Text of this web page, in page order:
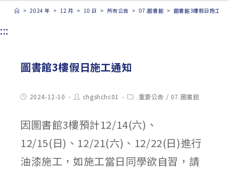
> 2024 年 > 12 月 > 10 日 > 所有公告 > 07.圖書館 > 圖書館3樓假日施工通
:::
圖書館3樓假日施工通知
Post2024-12-10
Post
author:
chgshchc01
Post.重要公告 / 07.圖書館
因圖書館3樓預計12/14(六)、
12/15(日)、12/21(六)、12/22(日)進行
油漆施工，如施工當日同學欲自習，請